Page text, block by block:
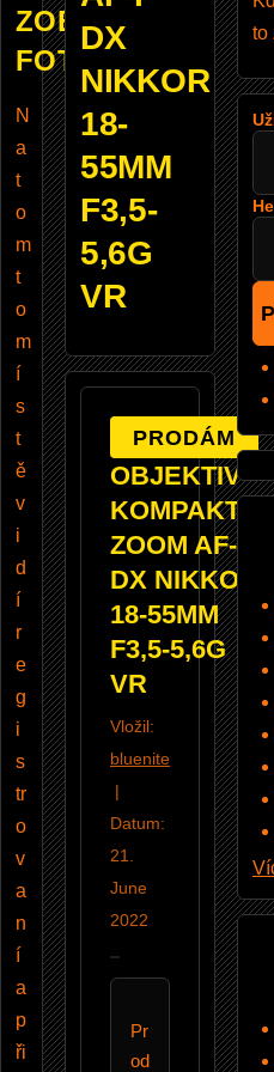
ZOBRAZUJE
FOTOBAZAR
N
a
t
o
m
t
o
m
í
s
t
ě
v
i
d
í
r
e
g
i
s
tr
o
v
a
n
í
a
p
ři
DX
NIKKOR
18-
55MM
F3,5-
5,6G
VR
PRODÁM
OBJEKTIV -
KOMPAKTNÍ
ZOOM AF-P
DX NIKKOR
18-55MM
F3,5-5,6G
VR
Vložil:
bluenite
|
Datum:
21.
June
2022
Pr
od
to